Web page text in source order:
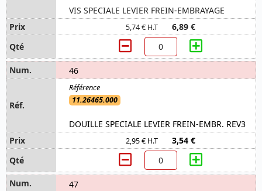
VIS SPECIALE LEVIER FREIN-EMBRAYAGE
5,74 € H.T 6,89 €
46
11.26465.000
DOUILLE SPECIALE LEVIER FREIN-EMBR. REV3
2,95 € H.T 3,54 €
47